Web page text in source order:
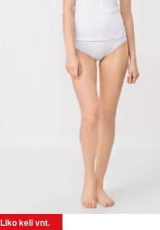
Liko keli vnt.